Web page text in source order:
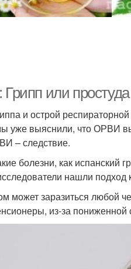
или простуда
и острой
уже выяснили, что ОРВИ
– следствие.
болезни, как испанский
нашли подход
может заразиться любой
из-за пониженной